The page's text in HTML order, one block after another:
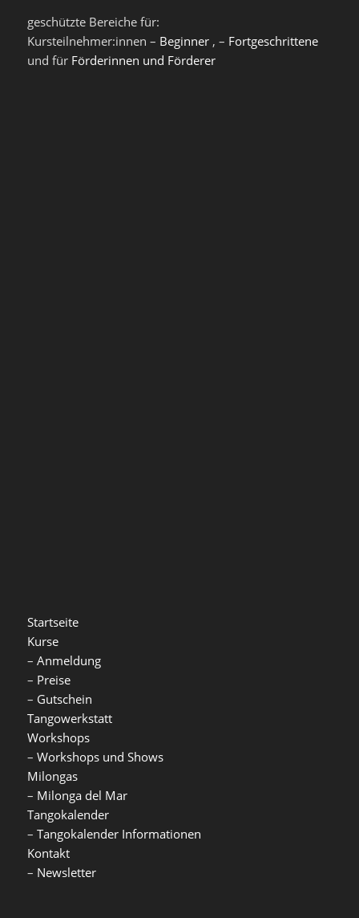
geschützte Bereiche für:
Kursteilnehmer:innen – Beginner, – Fortgeschrittene
und für Förderinnen und Förderer
Startseite
Kurse
– Anmeldung
– Preise
– Gutschein
Tangowerkstatt
Workshops
– Workshops und Shows
Milongas
– Milonga del Mar
Tangokalender
– Tangokalender Informationen
Kontakt
– Newsletter